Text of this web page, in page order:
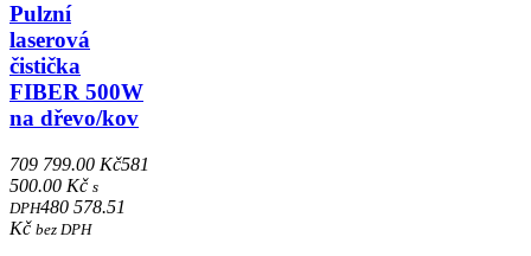
Pulzní
laserová
čistička
FIBER 500W
na dřevo/kov
709 799.00 Kč581
500.00 Kč s
DPH480 578.51
Kč bez DPH